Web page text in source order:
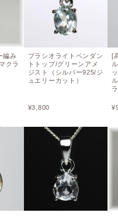
編み
クラ
プラシオライトペンダン
トトップ/グリーンアメ
ジスト（シルバー925/ジ
ュエリーカット）
¥3,800
[
¥